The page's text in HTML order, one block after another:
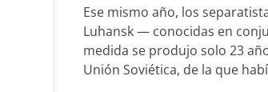
Ese mismo año, los
Luhansk — conocidas en
medida se produjo solo 23
Unión Soviética, de la que